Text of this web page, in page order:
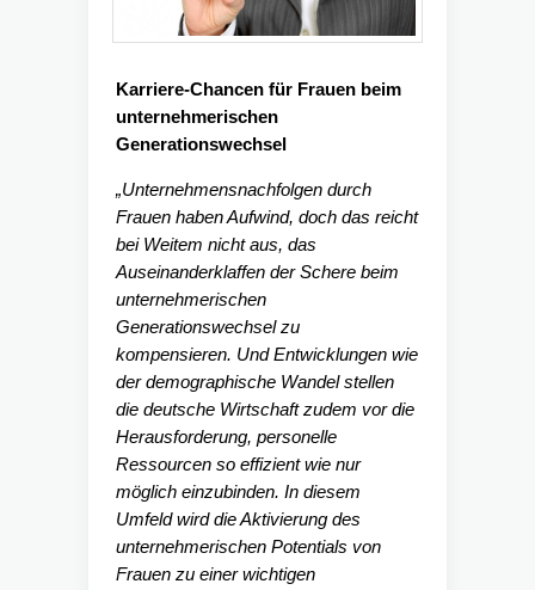
Karriere-Chancen für Frauen beim
unternehmerischen
Generationswechsel
„Unternehmensnachfolgen durch
Frauen haben Aufwind, doch das reicht
bei Weitem nicht aus, das
Auseinanderklaffen der Schere beim
unternehmerischen
Generationswechsel zu
kompensieren. Und Entwicklungen wie
der demographische Wandel stellen
die deutsche Wirtschaft zudem vor die
Herausforderung, personelle
Ressourcen so effizient wie nur
möglich einzubinden. In diesem
Umfeld wird die Aktivierung des
unternehmerischen Potentials von
Frauen zu einer wichtigen